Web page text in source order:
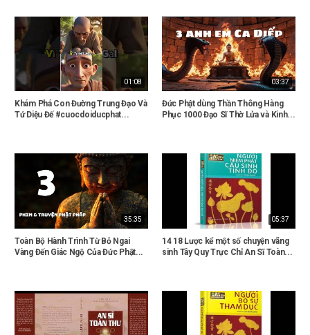
01:08
Khám Phá Con Đường Trung Đạo Và
Tứ Diệu Đế #cuocdoiducphat...
03:37
Đức Phật dùng Thần Thông Hàng
Phục 1000 Đạo Sĩ Thờ Lửa và Kinh...
35:35
Toàn Bộ Hành Trình Từ Bỏ Ngai
Vàng Đến Giác Ngộ Của Đức Phật...
05:37
14 18 Lược kể một số chuyện vãng
sinh Tây Quy Trực Chỉ An Sĩ Toàn...